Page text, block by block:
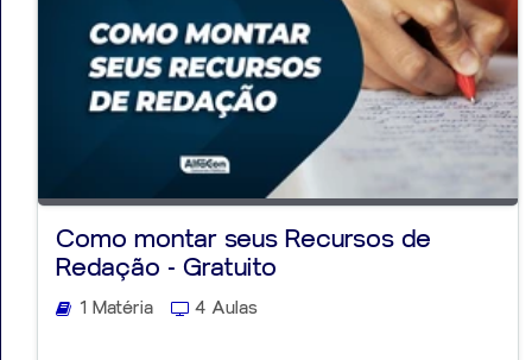
Como montar seus Recursos de
Redação - Gratuito
1 Matéria 4 Aulas